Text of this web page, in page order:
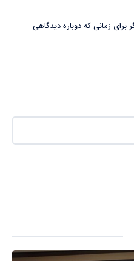
برای زمانی که دوباره دیدگاهی